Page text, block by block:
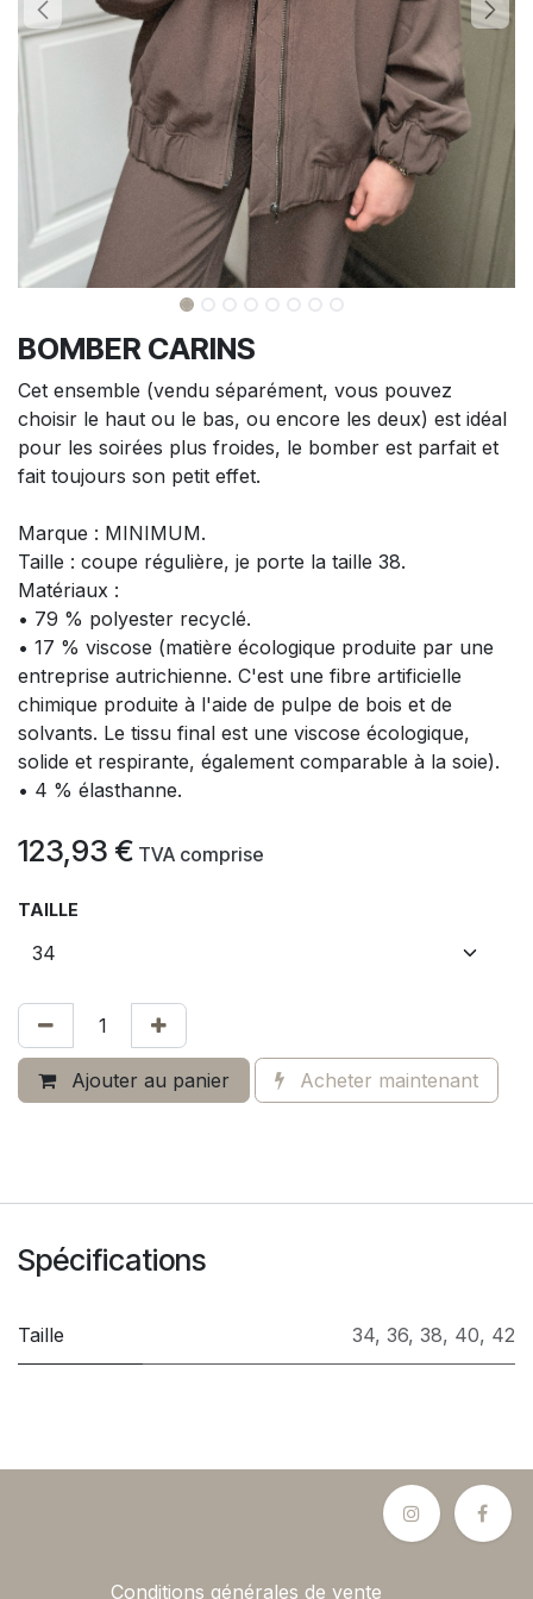
BOMBER CARINS
Cet ensemble (vendu séparément, vous pouvez
choisir le haut ou le bas, ou encore les deux) est idéal
pour les soirées plus froides, le bomber est parfait et
fait toujours son petit effet.
Marque : MINIMUM.
Taille : coupe régulière, je porte la taille 38.
Matériaux :
• 79 % polyester recyclé.
• 17 % viscose (matière écologique produite par une
entreprise autrichienne. C'est une fibre artificielle
chimique produite à l'aide de pulpe de bois et de
solvants. Le tissu final est une viscose écologique,
solide et respirante, également comparable à la soie).
• 4 % élasthanne.
123,93 € TVA comprise
TAILLE
Ajouter au panier Acheter maintenant
Spécifications
Taille 34, 36, 38, 40, 42
Conditions générales de vente